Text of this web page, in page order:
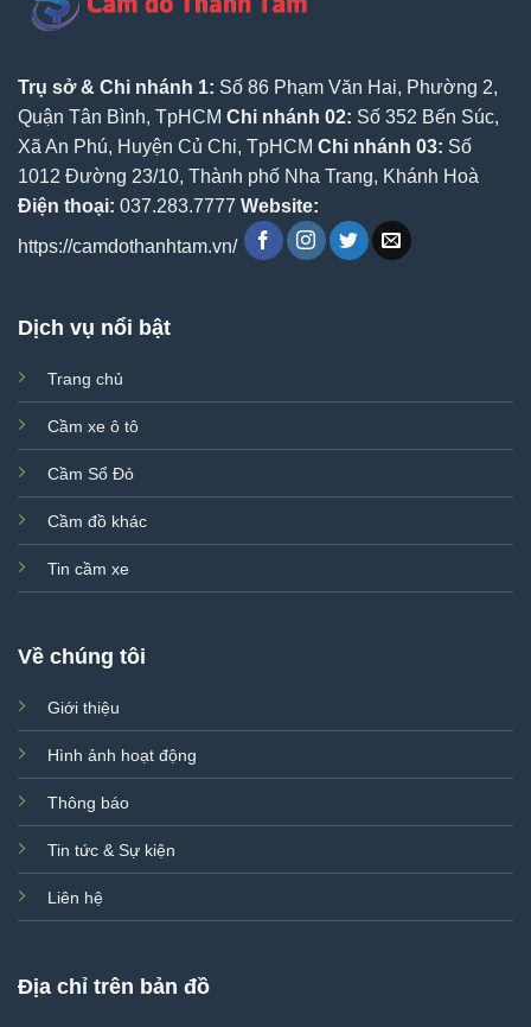
Trụ sở & Chi nhánh 1: Số 86 Phạm Văn Hai, Phường 2,
Quận Tân Bình, TpHCM Chi nhánh 02: Số 352 Bến Súc,
Xã An Phú, Huyện Củ Chi, TpHCM Chi nhánh 03: Số
1012 Đường 23/10, Thành phố Nha Trang, Khánh Hoà
Điện thoại: 037.283.7777 Website:
https://camdothanhtam.vn/
Dịch vụ nổi bật
Trang chủ
Cầm xe ô tô
Cầm Sổ Đỏ
Cầm đồ khác
Tin cầm xe
Về chúng tôi
Giới thiệu
Hình ảnh hoạt động
Thông báo
Tin tức & Sự kiện
Liên hệ
Địa chỉ trên bản đồ